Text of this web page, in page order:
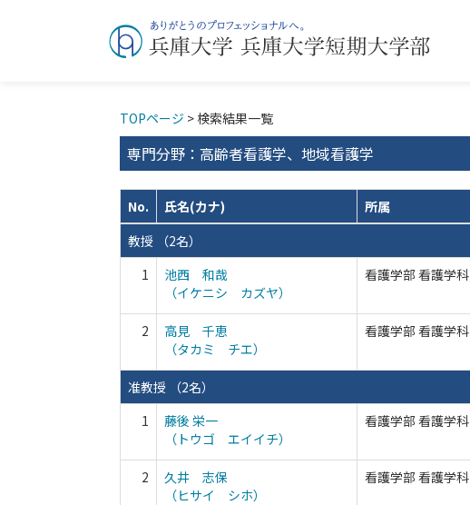
TOPページ > 検索結果一覧
専門分野：高齢者看護学、地域看護学
No. 氏名(カナ) 所属
教授 （2名）
1
池西 和哉
（イケニシ カズヤ）
看護学部 看護学科
2
高見 千恵
（タカミ チエ）
看護学部 看護学科
准教授 （2名）
1
藤後 栄一
（トウゴ エイイチ）
看護学部 看護学科
2
久井 志保
（ヒサイ シホ）
看護学部 看護学科